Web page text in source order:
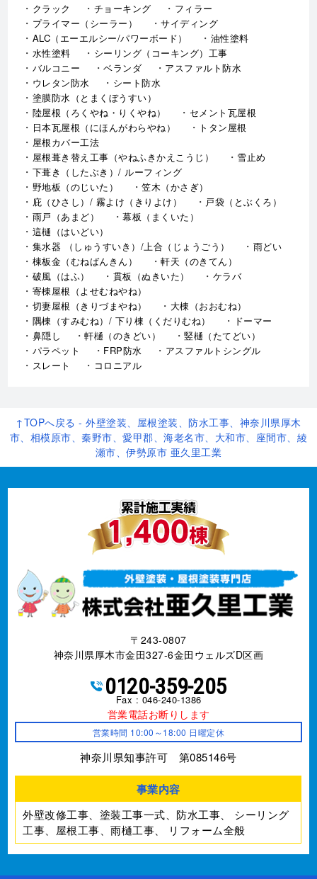
クラック チョーキング
フィラー
プライマー（シーラー）
サイディング
ALC（エーエルシー/パワーボード）
油性塗料
水性塗料
シーリング（コーキング）工事
バルコニー
ベランダ
アスファルト防水
ウレタン防水
シート防水
塗膜防水（とまくぼうすい）
陸屋根（ろくやね・りくやね）
セメント瓦屋根
日本瓦屋根（にほんがわらやね）
トタン屋根
屋根カバー工法
屋根葺き替え工事（やねふきかえこうじ）
雪止め
下葺き（したぶき）/ ルーフィング
野地板（のじいた）
笠木（かさぎ）
庇（ひさし）/ 霧よけ（きりよけ）
戸袋（とぶくろ）
雨戸（あまど）
幕板（まくいた）
這樋（はいどい）
集水器 （しゅうすいき）/上合（じょうごう）
雨どい
棟板金（むねばんきん）
軒天（のきてん）
破風（はふ）
貫板（ぬきいた）
ケラバ
寄棟屋根（よせむねやね）
切妻屋根（きりづまやね）
大棟（おおむね）
隅棟（すみむね）/ 下り棟（くだりむね）
ドーマー
鼻隠し
軒樋（のきどい）
竪樋（たてどい）
パラペット
FRP防水
アスファルトシングル
スレート
コロニアル
↑TOPへ戻る - 外壁塗装、屋根塗装、防水工事、神奈川県厚木
市、相模原市、秦野市、愛甲郡、海老名市、大和市、座間市、綾
瀬市、伊勢原市 亜久里工業
〒243-0807
神奈川県厚木市金田327-6金田ウェルズD区画
0120-359-205
Fax : 046-240-1386
営業電話お断りします
営業時間 10:00～18:00 日曜定休
神奈川県知事許可 第085146号
事業内容
外壁改修工事、塗装工事⼀式、防水工事、
シーリング
工事、屋根工事、雨樋工事、
リフォーム全般